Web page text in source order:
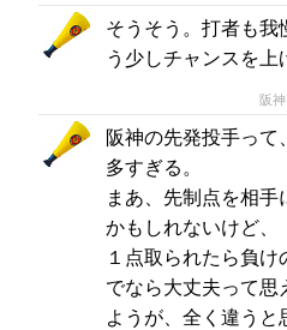
そうそう。打者も我
う少しチャンスを上
阪神
阪神の先発投手っ
多すぎる。
まあ、先制点を相
かもしれないけど、
１点取られたら負
でなら大丈夫って思
ようが、全く違うと